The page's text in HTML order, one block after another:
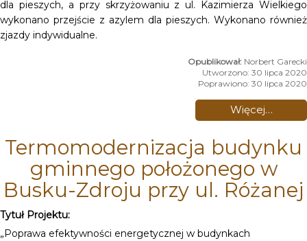
dla pieszych, a przy skrzyżowaniu z ul. Kazimierza Wielkiego
wykonano przejście z azylem dla pieszych. Wykonano również
zjazdy indywidualne.
Norbert Garecki
Utworzono: 30 lipca 2020
Poprawiono: 30 lipca 2020
Więcej…
Termomodernizacja budynku
gminnego położonego w
Busku-Zdroju przy ul. Różanej
Tytuł Projektu:
„Poprawa efektywności energetycznej w budynkach